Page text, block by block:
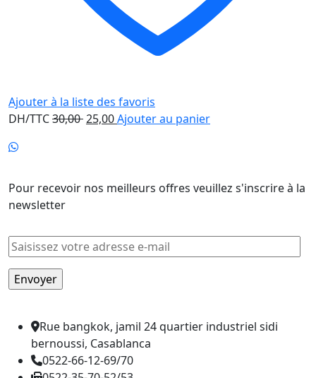
Ajouter à la liste des favoris
DH/TTC30,00 Le
30,00 .
25,00Le
25,00 .
Ajouter au panier
Pour recevoir nos meilleurs offres veuillez s'inscrire à la
newsletter
Rue bangkok, jamil 24 quartier industriel sidi
bernoussi, Casablanca
0522-66-12-69/70